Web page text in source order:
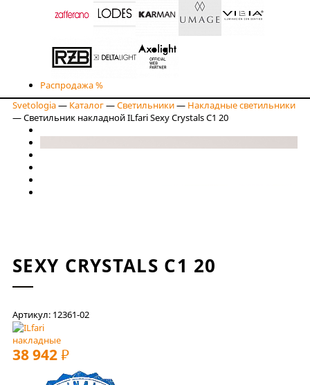
Распродажа %
Svetologia— Каталог—Светильники— Накладные светильники
—Светильник накладной ILfari Sexy Crystals C1 20
SEXY CRYSTALS C1 20
Артикул: 12361-02
накладные
38 942 РУБ